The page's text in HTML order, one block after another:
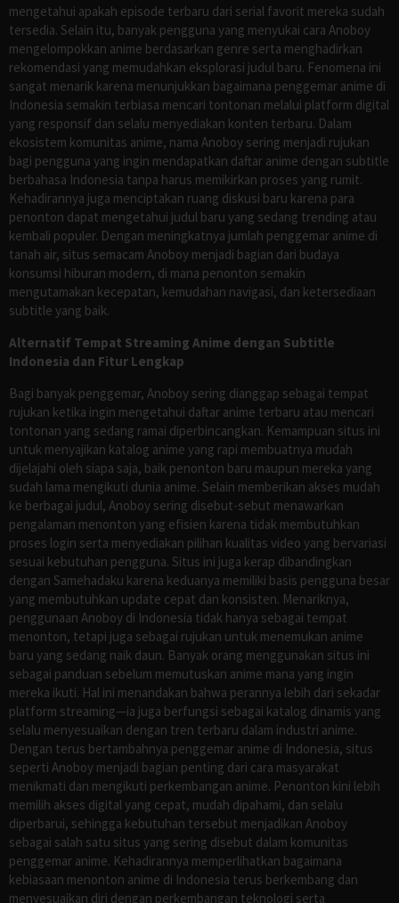
mengetahui apakah episode terbaru dari serial favorit mereka sudah
tersedia. Selain itu, banyak pengguna yang menyukai cara Anoboy
mengelompokkan anime berdasarkan genre serta menghadirkan
rekomendasi yang memudahkan eksplorasi judul baru. Fenomena ini
sangat menarik karena menunjukkan bagaimana penggemar anime di
Indonesia semakin terbiasa mencari tontonan melalui platform digital
yang responsif dan selalu menyediakan konten terbaru. Dalam
ekosistem komunitas anime, nama Anoboy sering menjadi rujukan
bagi pengguna yang ingin mendapatkan daftar anime dengan subtitle
berbahasa Indonesia tanpa harus memikirkan proses yang rumit.
Kehadirannya juga menciptakan ruang diskusi baru karena para
penonton dapat mengetahui judul baru yang sedang trending atau
kembali populer. Dengan meningkatnya jumlah penggemar anime di
tanah air, situs semacam Anoboy menjadi bagian dari budaya
konsumsi hiburan modern, di mana penonton semakin
mengutamakan kecepatan, kemudahan navigasi, dan ketersediaan
subtitle yang baik.
Alternatif Tempat Streaming Anime dengan Subtitle
Indonesia dan Fitur Lengkap
Bagi banyak penggemar, Anoboy sering dianggap sebagai tempat
rujukan ketika ingin mengetahui daftar anime terbaru atau mencari
tontonan yang sedang ramai diperbincangkan. Kemampuan situs ini
untuk menyajikan katalog anime yang rapi membuatnya mudah
dijelajahi oleh siapa saja, baik penonton baru maupun mereka yang
sudah lama mengikuti dunia anime. Selain memberikan akses mudah
ke berbagai judul, Anoboy sering disebut-sebut menawarkan
pengalaman menonton yang efisien karena tidak membutuhkan
proses login serta menyediakan pilihan kualitas video yang bervariasi
sesuai kebutuhan pengguna. Situs ini juga kerap dibandingkan
dengan Samehadaku karena keduanya memiliki basis pengguna besar
yang membutuhkan update cepat dan konsisten. Menariknya,
penggunaan Anoboy di Indonesia tidak hanya sebagai tempat
menonton, tetapi juga sebagai rujukan untuk menemukan anime
baru yang sedang naik daun. Banyak orang menggunakan situs ini
sebagai panduan sebelum memutuskan anime mana yang ingin
mereka ikuti. Hal ini menandakan bahwa perannya lebih dari sekadar
platform streaming—ia juga berfungsi sebagai katalog dinamis yang
selalu menyesuaikan dengan tren terbaru dalam industri anime.
Dengan terus bertambahnya penggemar anime di Indonesia, situs
seperti Anoboy menjadi bagian penting dari cara masyarakat
menikmati dan mengikuti perkembangan anime. Penonton kini lebih
memilih akses digital yang cepat, mudah dipahami, dan selalu
diperbarui, sehingga kebutuhan tersebut menjadikan Anoboy
sebagai salah satu situs yang sering disebut dalam komunitas
penggemar anime. Kehadirannya memperlihatkan bagaimana
kebiasaan menonton anime di Indonesia terus berkembang dan
menyesuaikan diri dengan perkembangan teknologi serta